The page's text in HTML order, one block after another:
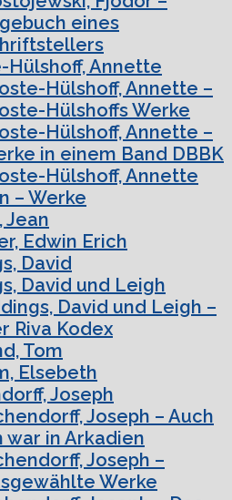
eines
Hülshoff, Annette
Hülshoff, Annette –
Hülshoffs Werke
Hülshoff, Annette –
in einem Band DBBK
Hülshoff, Annette
– Werke
Jean
Edwin Erich
David
David und Leigh
David und Leigh –
Riva Kodex
Tom
Elsebeth
Joseph
Joseph – Auch
war in Arkadien
Joseph –
Werke